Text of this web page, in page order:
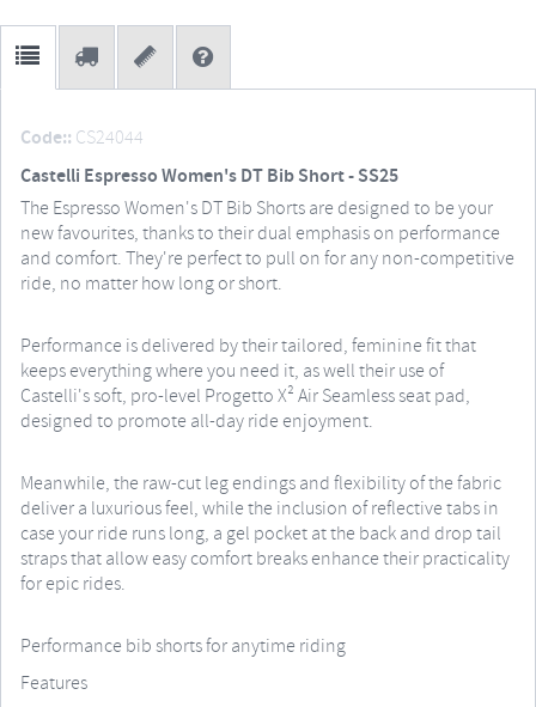
Code:: CS24044
Castelli Espresso Women's DT Bib Short - SS25
The Espresso Women's DT Bib Shorts are designed to be your
new favourites, thanks to their dual emphasis on performance
and comfort. They're perfect to pull on for any non-competitive
ride, no matter how long or short.
Performance is delivered by their tailored, feminine fit that
keeps everything where you need it, as well their use of
Castelli's soft, pro-level Progetto X² Air Seamless seat pad,
designed to promote all-day ride enjoyment.
Meanwhile, the raw-cut leg endings and flexibility of the fabric
deliver a luxurious feel, while the inclusion of reflective tabs in
case your ride runs long, a gel pocket at the back and drop tail
straps that allow easy comfort breaks enhance their practicality
for epic rides.
Performance bib shorts for anytime riding
Features